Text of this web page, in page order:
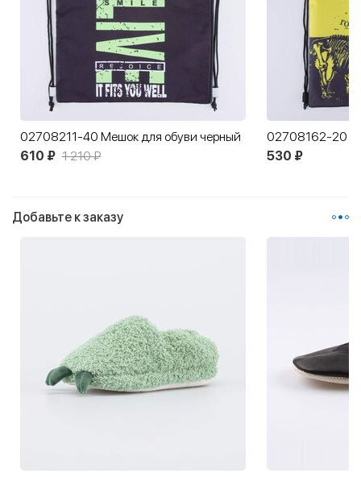
02708211-40 Мешок для обуви черный
610 ₽ 1 210 ₽ 530 ₽
Добавьте к заказу